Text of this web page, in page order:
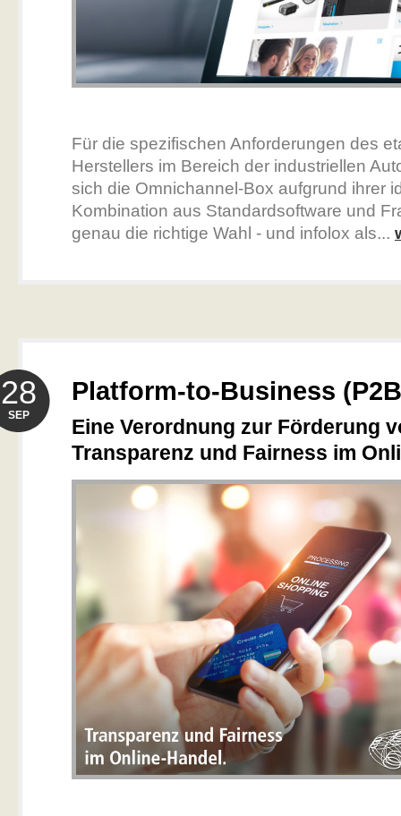
Für die spezifischen Anforderungen des
Herstellers im Bereich der industriellen
sich die Omnichannel-Box aufgrund ihrer
Kombination aus Standardsoftware und
genau die richtige Wahl - und infolox als...
Platform-to-Business
28
SEP
Eine Verordnung zur Förderung
Transparenz und Fairness im